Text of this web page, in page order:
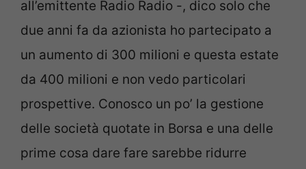
all’emittente Radio Radio -, dico solo che
due anni fa da azionista ho partecipato a
un aumento di 300 milioni e questa estate
da 400 milioni e non vedo particolari
prospettive. Conosco un po’ la gestione
delle società quotate in Borsa e una delle
prime cosa dare fare sarebbe ridurre